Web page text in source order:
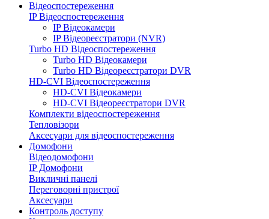
Відеоспостереження
IP Відеоспостереження
IP Відеокамери
IP Відеореєстратори (NVR)
Turbo HD Відеоспостереження
Turbo HD Відеокамери
Turbo HD Відеореєстратори DVR
HD-CVI Відеоспостереження
HD-CVI Відеокамери
HD-CVI Відеореєстратори DVR
Комплекти відеоспостереження
Тепловізори
Аксесуари для відеоспостереження
Домофони
Відеодомофони
IP Домофони
Викличні панелі
Переговорні пристрої
Аксесуари
Контроль доступу